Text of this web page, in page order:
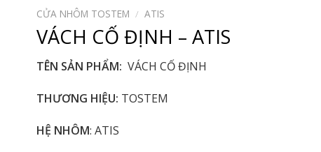
CỬA NHÔM TOSTEM / ATIS
VÁCH CỐ ĐỊNH – ATIS
TÊN SẢN PHẨM: VÁCH CỐ ĐỊNH
THƯƠNG HIỆU: TOSTEM
HỆ NHÔM: ATIS